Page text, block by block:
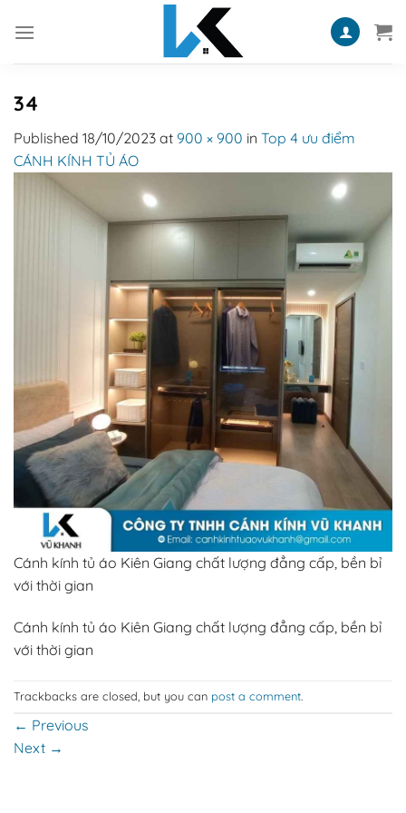
34
Published 18/10/2023 at 900 × 900 in Top 4 ưu điểm
CÁNH KÍNH TỦ ÁO
Cánh kính tủ áo Kiên Giang chất lượng đẳng cấp, bền bỉ
với thời gian
Cánh kính tủ áo Kiên Giang chất lượng đẳng cấp, bền bỉ
với thời gian
Trackbacks are closed, but you can post a comment.
← Previous
Next →